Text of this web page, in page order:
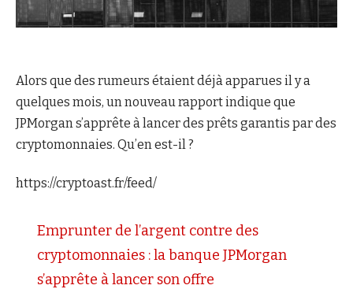
Alors que des rumeurs étaient déjà apparues il y a
quelques mois, un nouveau rapport indique que
JPMorgan s’apprête à lancer des prêts garantis par des
cryptomonnaies. Qu’en est-il ?
https://cryptoast.fr/feed/
Emprunter de l’argent contre des
cryptomonnaies : la banque JPMorgan
s’apprête à lancer son offre